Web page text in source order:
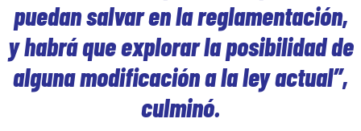
puedan salvar en la reglamentación,
y habrá que explorar la posibilidad de
alguna modificación a la ley actual”,
culminó.